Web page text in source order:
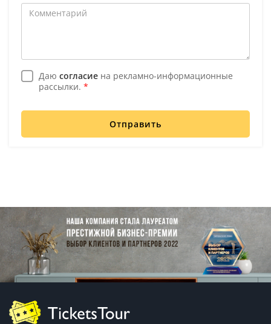
Даю согласие на рекламно-информационные
рассылки. *
Отправить